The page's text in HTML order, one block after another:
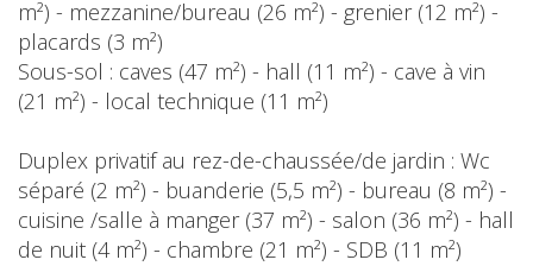
m²) - mezzanine/bureau (26 m²) - grenier (12 m²) -
placards (3 m²)
Sous-sol : caves (47 m²) - hall (11 m²) - cave à vin
(21 m²) - local technique (11 m²)
Duplex privatif au rez-de-chaussée/de jardin : Wc
séparé (2 m²) - buanderie (5,5 m²) - bureau (8 m²) -
cuisine /salle à manger (37 m²) - salon (36 m²) - hall
de nuit (4 m²) - chambre (21 m²) - SDB (11 m²)